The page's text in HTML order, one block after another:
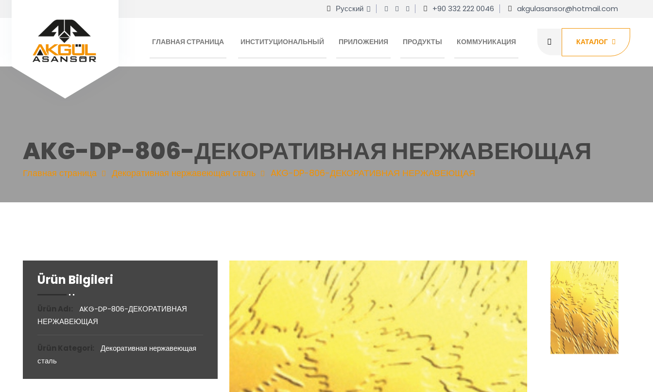
Русский +90 332 222 0046 akgulasansor@hotmail.com
ГЛАВНАЯ СТРАНИЦА ИНСТИТУЦИОНАЛЬНЫЙ ПРИЛОЖЕНИЯ ПРОДУКТЫ КОММУНИКАЦИЯ КАТАЛОГ
AKG-DP-806-ДЕКОРАТИВНАЯ НЕРЖАВЕЮЩАЯ
Главная страница Декоративная нержавеющая сталь AKG-DP-806-ДЕКОРАТИВНАЯ НЕРЖАВЕЮЩАЯ
Ürün Bilgileri
AKG-DP-806-ДЕКОРАТИВНАЯ
НЕРЖАВЕЮЩАЯ
Декоративная нержавеющая
сталь